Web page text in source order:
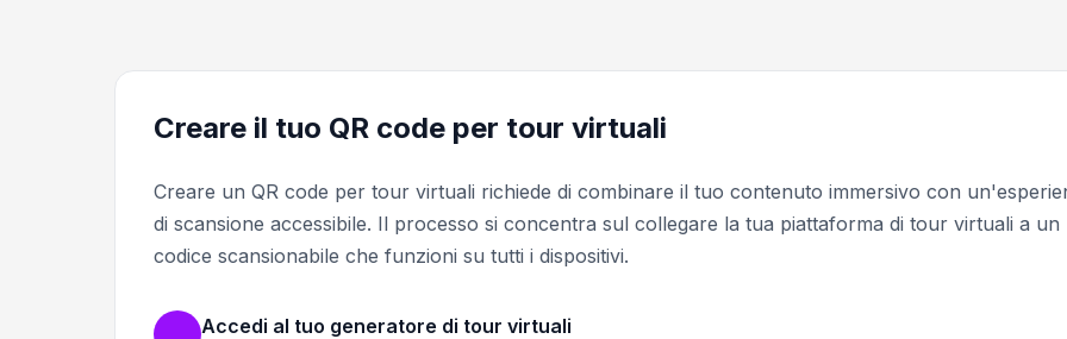
Creare il tuo QR code per tour virtuali
Creare un QR code per tour virtuali richiede di combinare il tuo contenuto immersivo con
di scansione accessibile. Il processo si concentra sul collegare la tua piattaforma di tour virtuali a un
codice scansionabile che funzioni su tutti i dispositivi.
Accedi al tuo generatore di tour virtuali